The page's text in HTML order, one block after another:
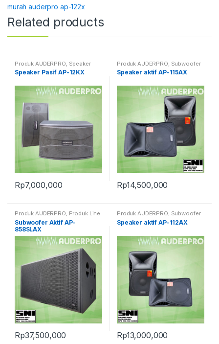
murah auderpro ap-122x
Related products
Produk AUDERPRO Speaker
Pasif Professional
Speaker Pasif AP-12KX
Rp7,000,000
Produk AUDERPRO Subwoofer
& Speaker Aktif PRO
Speaker aktif AP-115AX
Rp14,500,000
Produk AUDERPRO, Produk Line
Array Subwoofer & Speaker
Aktif PRO
Subwoofer Aktif AP-
858SLAX
Rp37,500,000
Produk AUDERPRO, Subwoofer
& Speaker Aktif PRO
Speaker aktif AP-112AX
Rp13,000,000